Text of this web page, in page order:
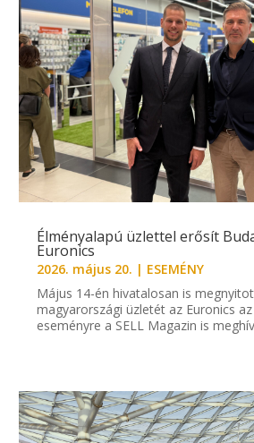
Élményalapú üzlettel erősít
Euronics
2026. május 20. | ESEMÉNY
Május 14-én hivatalosan is
magyarországi üzletét az Euronics
eseményre a SELL Magazin is